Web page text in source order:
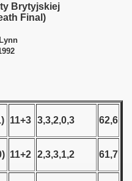
Brytyjskiej
Final)
11+3 3,3,2,0,3 62,6
11+2 2,3,3,1,2 61,7